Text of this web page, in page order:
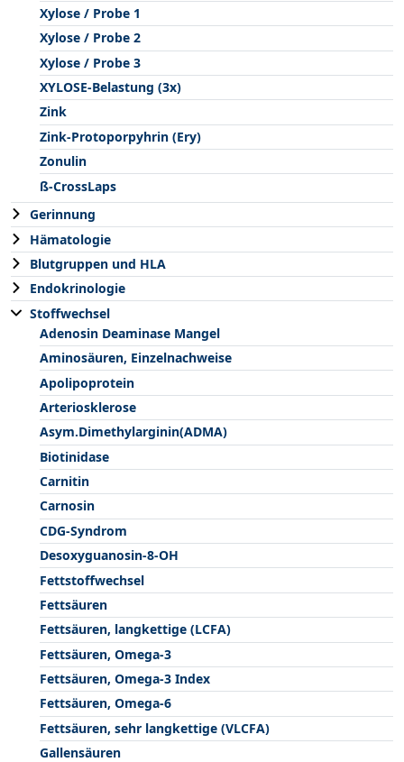
Xylose / Probe 1
Xylose / Probe 2
Xylose / Probe 3
XYLOSE-Belastung (3x)
Zink
Zink-Protoporpyhrin (Ery)
Zonulin
ß-CrossLaps
Gerinnung
Hämatologie
Blutgruppen und HLA
Endokrinologie
Stoffwechsel
Adenosin Deaminase Mangel
Aminosäuren, Einzelnachweise
Apolipoprotein
Arteriosklerose
Asym.Dimethylarginin(ADMA)
Biotinidase
Carnitin
Carnosin
CDG-Syndrom
Desoxyguanosin-8-OH
Fettstoffwechsel
Fettsäuren
Fettsäuren, langkettige (LCFA)
Fettsäuren, Omega-3
Fettsäuren, Omega-3 Index
Fettsäuren, Omega-6
Fettsäuren, sehr langkettige (VLCFA)
Gallensäuren